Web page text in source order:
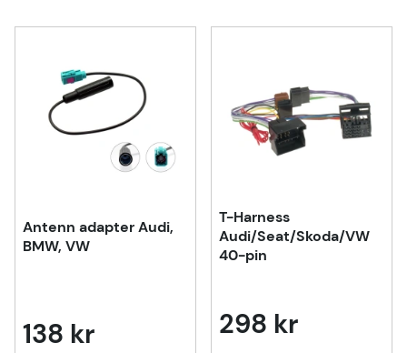
Antenn adapter Audi,
BMW, VW
138 kr
T-Harness
Audi/Seat/Skoda/VW
40-pin
298 kr